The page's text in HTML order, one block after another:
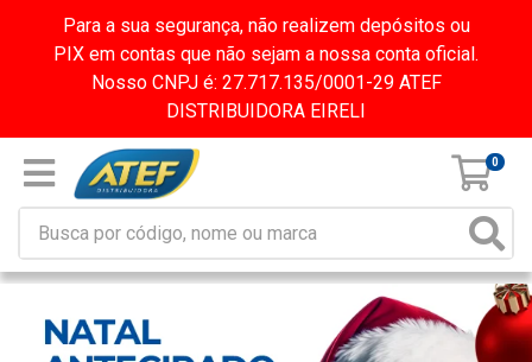
Para a sua segurança, não realizem depósitos ou
PIX em contas que não sejam a nossa conta oficial.
Nosso CNPJ é: 27.717.135/0001-29 ATEF
DISTRIBUIDORA EIRELI
0